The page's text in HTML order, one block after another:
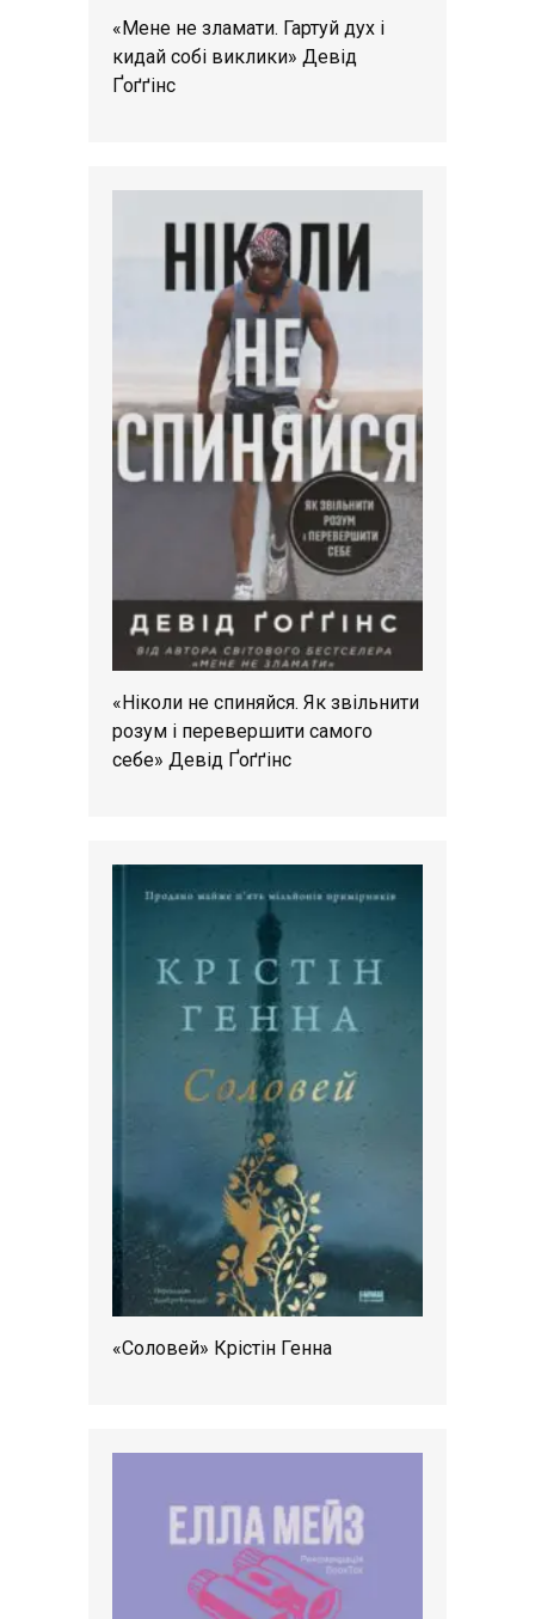
«Мене не зламати. Гартуй дух і
кидай собі виклики» Девід
Ґоґґінс
«Ніколи не спиняйся. Як звільнити
розум і перевершити самого
себе» Девід Ґоґґінс
«Соловей» Крістін Генна